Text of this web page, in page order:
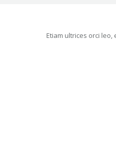
Etiam ultrices orci